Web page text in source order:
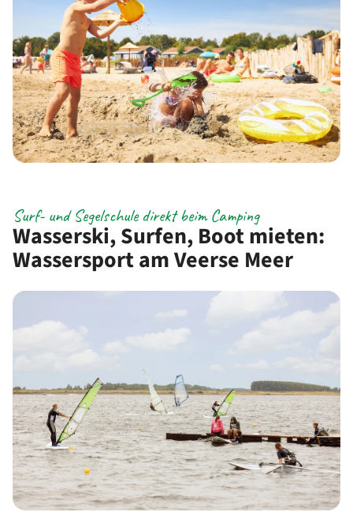
Wasserski, Surfen, Boot mieten:
Wassersport am Veerse Meer
Surf- und Segelschule direkt beim Camping